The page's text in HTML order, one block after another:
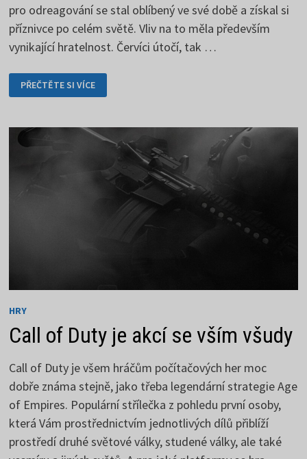
pro odreagování se stal oblíbený ve své době a získal si
příznivce po celém světě. Vliv na to měla především
vynikající hratelnost. Červíci útočí, tak …
WORMS
–
PŘEVTĚLTE
ČERVA
BOJUJTE
PŘEČTĚTE SI VÍCE
HRY
Call of Duty je akcí se vším všudy
Call of Duty je všem hráčům počítačových her moc
dobře známa stejně, jako třeba legendární strategie Age
of Empires. Populární střílečka z pohledu první osoby,
která Vám prostřednictvím jednotlivých dílů přiblíží
prostředí druhé světové války, studené války, ale také